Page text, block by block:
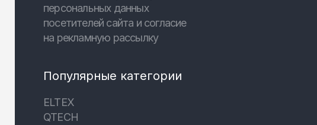
персональных данных
посетителей сайта и согласие
на рекламную рассылку
Популярные категории
ELTEX
QTECH